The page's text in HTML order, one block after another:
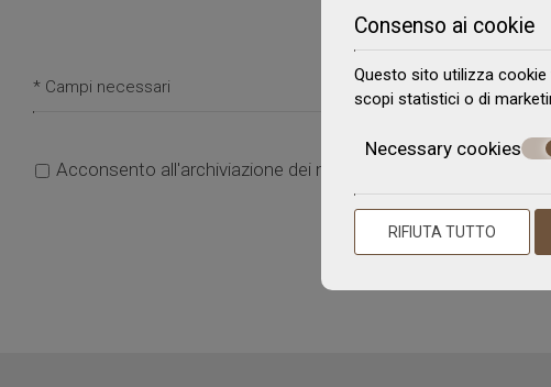
* Campi necessari
Acconsento all'archiviazione dei miei dati
Consenso ai cookie
Questo sito utilizza
scopi statistici o di
Necessary cookies
RIFIUTA TUTTO